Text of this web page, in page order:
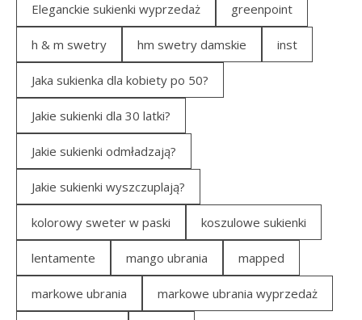
Eleganckie sukienki wyprzedaż greenpoint
h & m swetry hm swetry damskie inst
Jaka sukienka dla kobiety po 50?
Jakie sukienki dla 30 latki?
Jakie sukienki odmładzają?
Jakie sukienki wyszczuplają?
kolorowy sweter w paski koszulowe sukienki
lentamente mango ubrania mapped
markowe ubrania markowe ubrania wyprzedaż